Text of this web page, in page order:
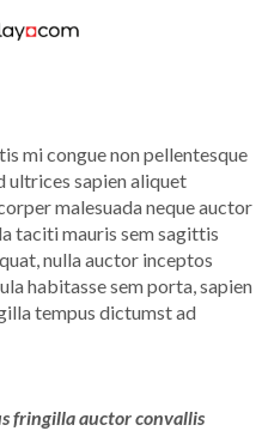
mi congue non pellentesque
ultrices sapien aliquet
malesuada neque auctor
taciti mauris sem sagittis
nulla auctor inceptos
habitasse sem porta, sapien
tempus dictumst ad
fringilla auctor convallis